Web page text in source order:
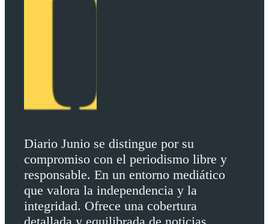
Diario Junio se distingue por su
compromiso con el periodismo libre y
responsable. En un entorno mediático
que valora la independencia y la
integridad. Ofrece una cobertura